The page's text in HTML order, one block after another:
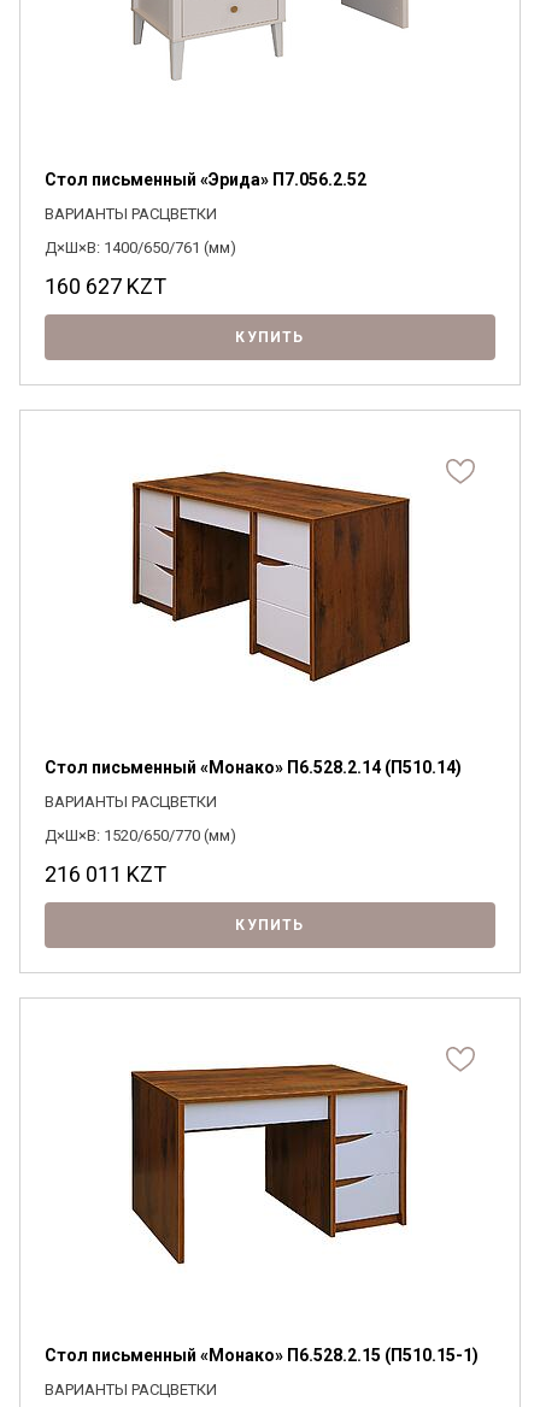
Стол письменный «Эрида» П7.056.2.52
ВАРИАНТЫ РАСЦВЕТКИ
Д×Ш×В: 1400/650/761 (мм)
160 627 KZT
КУПИТЬ
Стол письменный «Монако» П6.528.2.14 (П510.14)
ВАРИАНТЫ РАСЦВЕТКИ
Д×Ш×В: 1520/650/770 (мм)
216 011 KZT
КУПИТЬ
Стол письменный «Монако» П6.528.2.15 (П510.15-1)
ВАРИАНТЫ РАСЦВЕТКИ